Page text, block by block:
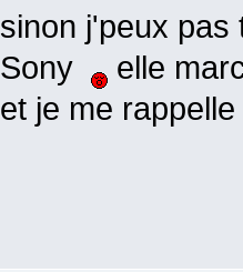
sinon j'peux pas
Sony
elle
et je me